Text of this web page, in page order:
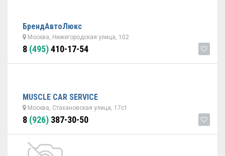
БрендАвтоЛюкс
Москва, Нижегородская улица, 102
8 (495)410-17-54
MUSCLE CAR SERVICE
Москва, Стахановская улица, 17с1
8 (926) 387-30-50